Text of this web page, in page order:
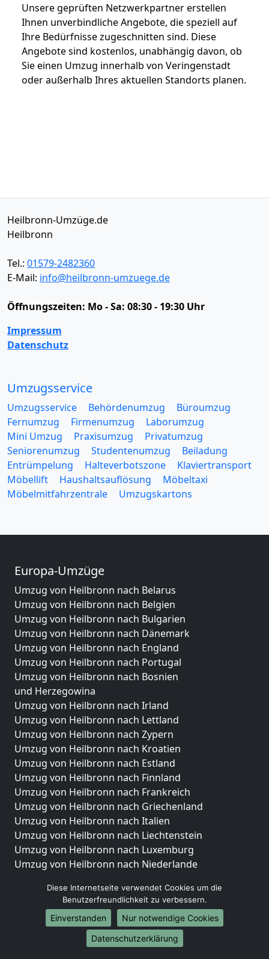
Unsere geprüften Netzwerkpartner erstellen
Ihnen unverbindliche Angebote, die speziell auf
Ihre Bedürfnisse zugeschnitten sind. Diese
Angebote sind kostenlos, unabhängig davon, ob
Sie einen Umzug innerhalb von Veringenstadt
oder außerhalb Ihres aktuellen Standorts planen.
Heilbronn-Umzüge.de
Heilbronn
Tel.: 01579-2482360
E-Mail: info@heilbronn-umzuege.de
Öffnungszeiten: Mo - Sa: 08:30 - 19:30 Uhr
Impressum
Datenschutz
Umzugsservice
Umzugsservice Behördenumzug
Büroumzug
Fernumzug
Firmenumzug
Laborumzug
Mini Umzug
Praxisumzug
Privatumzug
Seniorenumzug
Studentenumzug
Beiladung
Entrümpelung
Halteverbotszone
Klaviertransport
Möbellift
Haushaltsauflösung
Möbeltaxi
Möbelmitfahrzentrale
Umzugskartons
Europa-Umzüge
Umzug von Heilbronn nach Belarus
Umzug von Heilbronn nach Belgien
Umzug von Heilbronn nach Bulgarien
Umzug von Heilbronn nach Dänemark
Umzug von Heilbronn nach England
Umzug von Heilbronn nach Portugal
Umzug von Heilbronn nach Bosnien
und Herzegowina
Umzug von Heilbronn nach Irland
Umzug von Heilbronn nach Lettland
Umzug von Heilbronn nach Zypern
Umzug von Heilbronn nach Kroatien
Umzug von Heilbronn nach Estland
Umzug von Heilbronn nach Finnland
Umzug von Heilbronn nach Frankreich
Umzug von Heilbronn nach Griechenland
Umzug von Heilbronn nach Italien
Umzug von Heilbronn nach Liechtenstein
Umzug von Heilbronn nach Luxemburg
Umzug von Heilbronn nach Niederlande
Umzüge-Deutschlandweit
Umzug von Heilbronn nach Berlin
Umzug von Heilbronn nach Hamburg
Umzug von Heilbronn nach München
Diese Internetseite verwendet Cookies um die
Benutzerfreundlichkeit zu verbessern.
Einverstanden
Nur notwendige Cookies
Datenschutzerklärung